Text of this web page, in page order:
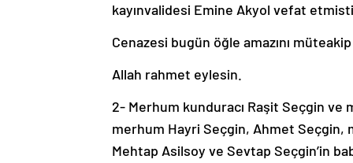
kayınvalidesi Emine Akyol vefat
Cenazesi bugün öğle amazını
Allah rahmet eylesin.
2- Merhum kunduracı Raşit Seçgin ve
merhum Hayri Seçgin, Ahmet Seçgin,
Mehtap Asilsoy ve Sevtap Seçgin’in